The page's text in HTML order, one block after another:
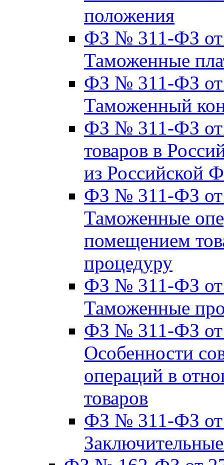
положения
ФЗ № 311-ФЗ от
Таможенные
ФЗ № 311-ФЗ от
Таможенный
ФЗ № 311-ФЗ от
товаров в
из Российской
ФЗ № 311-ФЗ от
Таможенные
помещением
процедуру
ФЗ № 311-ФЗ от
Таможенные
ФЗ № 311-ФЗ от
Особенности
операций в
товаров
ФЗ № 311-ФЗ от